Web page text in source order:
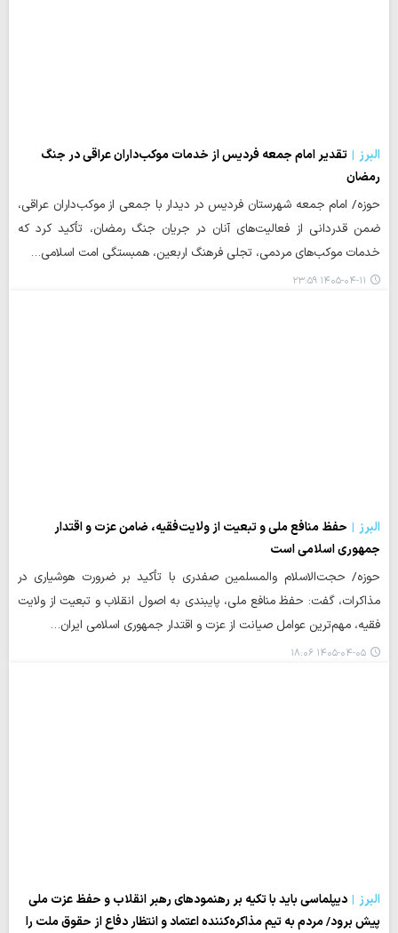
البرز
تقدیر امام جمعه فردیس از خدمات موکب‌داران عراقی در جنگ
رمضان
حوزه/ امام جمعه شهرستان فردیس در دیدار با جمعی از موکب‌داران عراقی،
ضمن قدردانی از فعالیت‌های آنان در جریان جنگ رمضان، تأکید کرد که
خدمات موکب‌های مردمی، تجلی فرهنگ اربعین، همبستگی امت اسلامی…
۱۴۰۵-۰۴-۱۱ ۲۳:۵۹
البرز
حفظ منافع ملی و تبعیت از ولایت‌فقیه، ضامن عزت و اقتدار
جمهوری اسلامی است
حوزه/ حجت‌الاسلام والمسلمین صفدری با تأکید بر ضرورت هوشیاری در
مذاکرات، گفت: حفظ منافع ملی، پایبندی به اصول انقلاب و تبعیت از ولایت
فقیه، مهم‌ترین عوامل صیانت از عزت و اقتدار جمهوری اسلامی ایران…
۱۴۰۵-۰۴-۰۵ ۱۸:۰۶
البرز
دیپلماسی باید با تکیه بر رهنمودهای رهبر انقلاب و حفظ عزت ملی
پیش برود/ مردم به تیم مذاکره‌کننده اعتماد و انتظار دفاع از حقوق ملت را